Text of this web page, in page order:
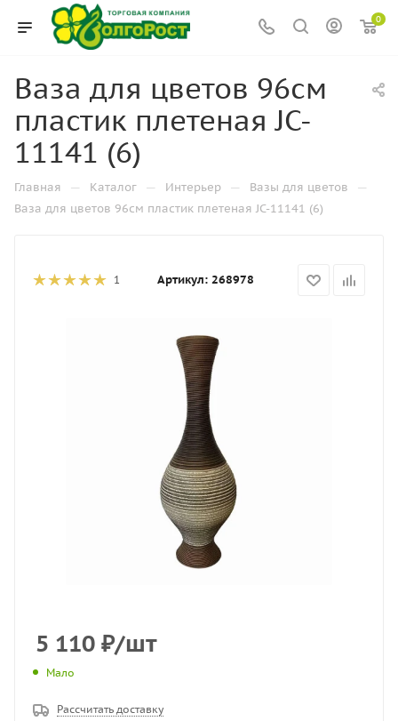
0
Ваза для цветов 96см
пластик плетеная JC-
11141 (6)
Главная — Каталог — Интерьер — Вазы для цветов —
Ваза для цветов 96см пластик плетеная JC-11141 (6)
1 Артикул: 268978
5 110 ₽/шт
Мало
Рассчитать доставку